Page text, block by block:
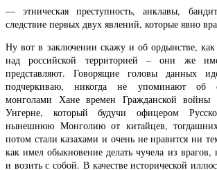
— этническая преступность, анклавы,
следствие первых двух явлений, которые явно
Ну вот в заключении скажу и об ордынстве, как
над российской территорией – они же
представляют. Говорящие головы данных
подчеркиваю, никогда не упоминают об
монголами Хане времен Гражданской
Унгерне, который будучи офицером
нынешнюю Монголию от китайцев,
потом стали казахами и очень не нравится ни
как имел обыкновение делать чучела из врагов,
и возить с собой. В качестве исторической